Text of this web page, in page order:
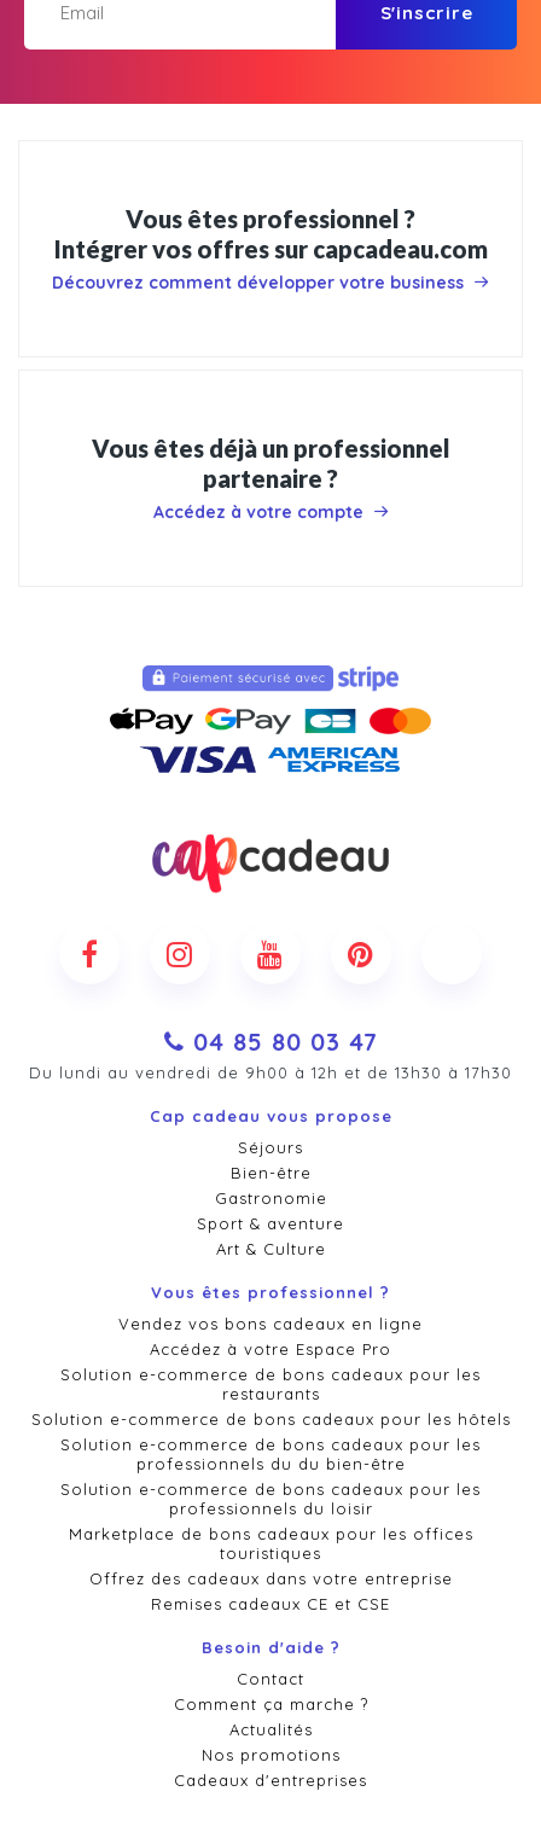
S'inscrire
Vous êtes professionnel ?
Intégrer vos offres sur capcadeau.com
Découvrez comment développer votre business
Vous êtes déjà un professionnel
partenaire ?
Accédez à votre compte
04 85 80 03 47
Du lundi au vendredi de 9h00 à 12h et de 13h30 à 17h30
Cap cadeau vous propose
Séjours
Bien-être
Gastronomie
Sport & aventure
Art & Culture
Vous êtes professionnel ?
Vendez vos bons cadeaux en ligne
Accédez à votre Espace Pro
Solution e-commerce de bons cadeaux pour les
restaurants
Solution e-commerce de bons cadeaux pour les hôtels
Solution e-commerce de bons cadeaux pour les
professionnels du du bien-être
Solution e-commerce de bons cadeaux pour les
professionnels du loisir
Marketplace de bons cadeaux pour les offices
touristiques
Offrez des cadeaux dans votre entreprise
Remises cadeaux CE et CSE
Besoin d'aide ?
Contact
Comment ça marche ?
Actualités
Nos promotions
Cadeaux d'entreprises